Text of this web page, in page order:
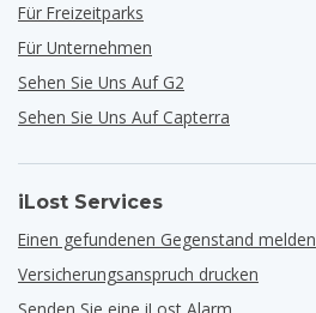
Für Freizeitparks
Für Unternehmen
Sehen Sie Uns Auf G2
Sehen Sie Uns Auf Capterra
iLost Services
Einen gefundenen Gegenstand melden
Versicherungsanspruch drucken